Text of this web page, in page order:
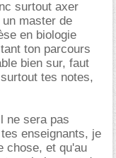
surtout axer
master de
en biologie
ton parcours
bien sur, faut
tes notes,
ne sera pas
enseignants, je
chose, et qu'au